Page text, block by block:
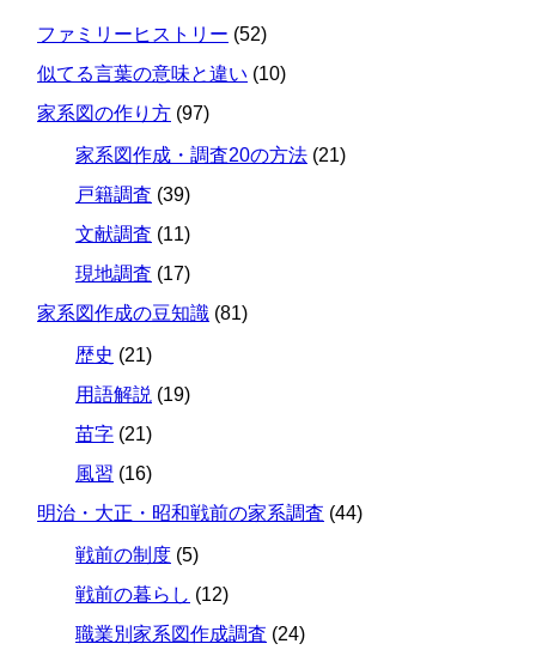
ファミリーヒストリー (52)
似てる言葉の意味と違い (10)
家系図の作り方 (97)
家系図作成・調査20の方法 (21)
戸籍調査 (39)
文献調査 (11)
現地調査 (17)
家系図作成の豆知識 (81)
歴史 (21)
用語解説 (19)
苗字 (21)
風習 (16)
明治・大正・昭和戦前の家系調査 (44)
戦前の制度 (5)
戦前の暮らし (12)
職業別家系図作成調査 (24)